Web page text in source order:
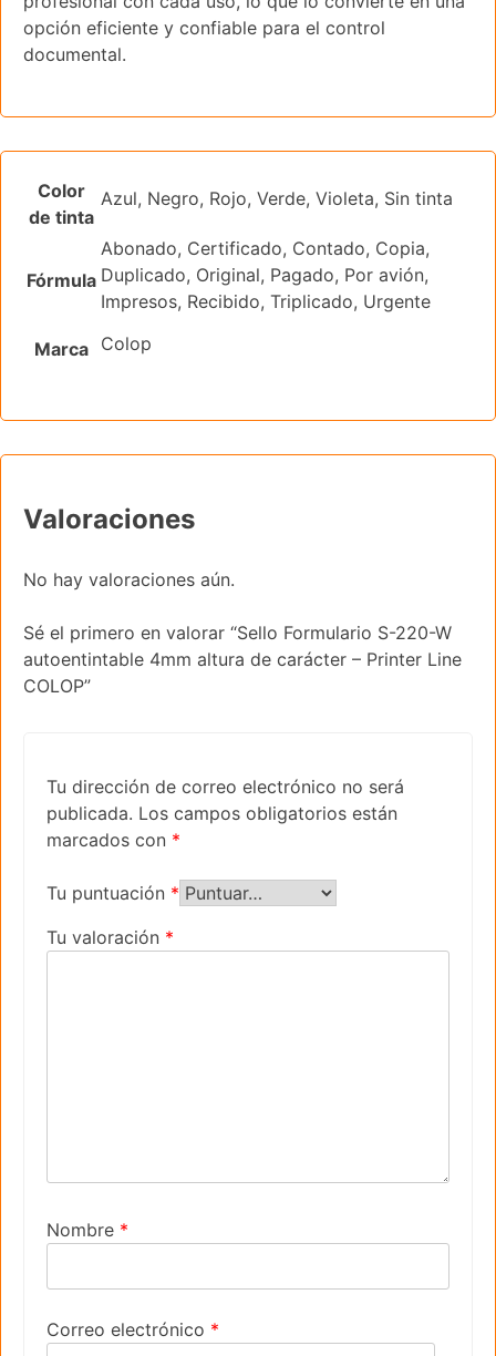
opción eficiente y confiable para el control
documental.
Color
de tinta
Azul, Negro, Rojo, Verde, Violeta, Sin tinta
Fórmula
Abonado, Certificado, Contado, Copia,
Duplicado, Original, Pagado, Por avión,
Impresos, Recibido, Triplicado, Urgente
Marca Colop
Valoraciones
No hay valoraciones aún.
Sé el primero en valorar “Sello Formulario S-220-W
autoentintable 4mm altura de carácter – Printer Line
COLOP”
Tu dirección de correo electrónico no será
publicada. Los campos obligatorios están
marcados con *
Tu puntuación *
Tu valoración *
Nombre *
Correo electrónico *